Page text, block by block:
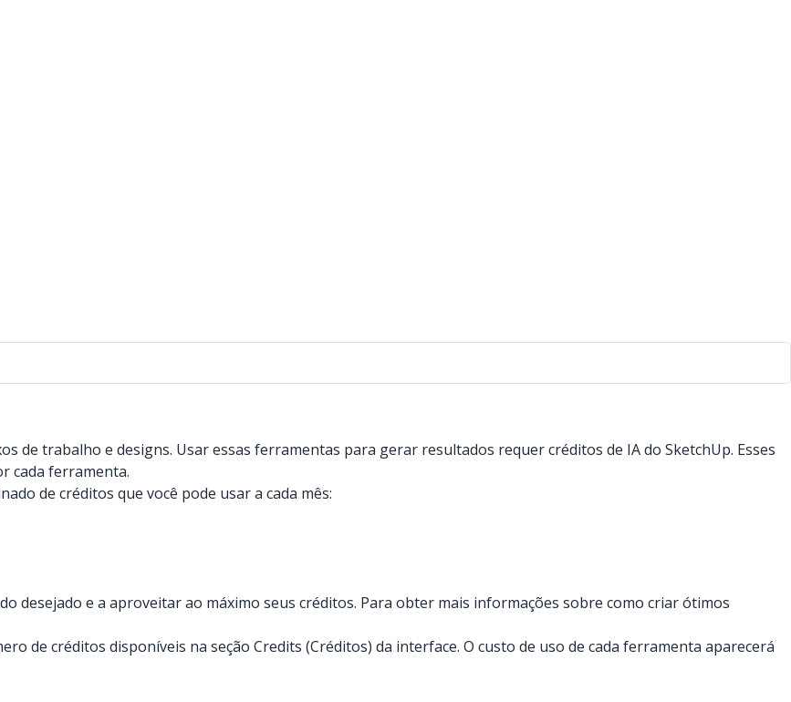
de trabalho e designs. Usar essas ferramentas para gerar resultados requer créditos de IA do SketchUp. Esses
cada ferramenta.
de créditos que você pode usar a cada mês:
desejado e a aproveitar ao máximo seus créditos. Para obter mais informações sobre como criar ótimos
de créditos disponíveis na seção Credits (Créditos) da interface. O custo de uso de cada ferramenta aparecerá